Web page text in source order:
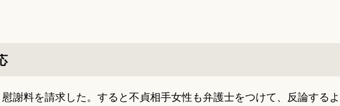
謝料を請求した。すると不貞相手女性も弁護士をつけて、反論するよ